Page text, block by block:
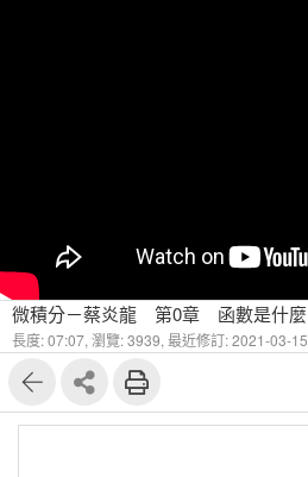
微積分－蔡炎龍 第0章 函數是什麼
長度: 07:07, 瀏覽: 3939, 最近修訂: 2021-03-15